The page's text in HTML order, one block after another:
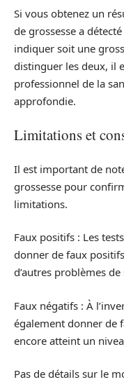
Si vous obtenez un
de grossesse a
indiquer soit une
distinguer les deux, il
professionnel de la
approfondie.
Limitations et
Il est important de
grossesse pour
limitations.
Faux positifs : Les
donner de faux
d’autres problèmes
Faux négatifs : À
également donner de
encore atteint un
Pas de détails sur le